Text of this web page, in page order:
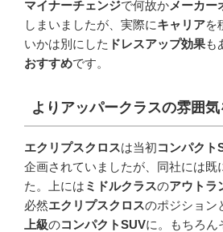
マイナーチェンジで何故かメーカー
しまいましたが、実際にキャリアを
いかは別にした ドレスアップ効果も
おすすめです。
よりアッパークラスの雰囲
エクリプスクロスは当初コンパクト
企画されていましたが、同社には既
た。上には ミドルクラスのアウトラ
必然エクリプスクロスのポジション
上級のコンパクトSUVに。もちろん